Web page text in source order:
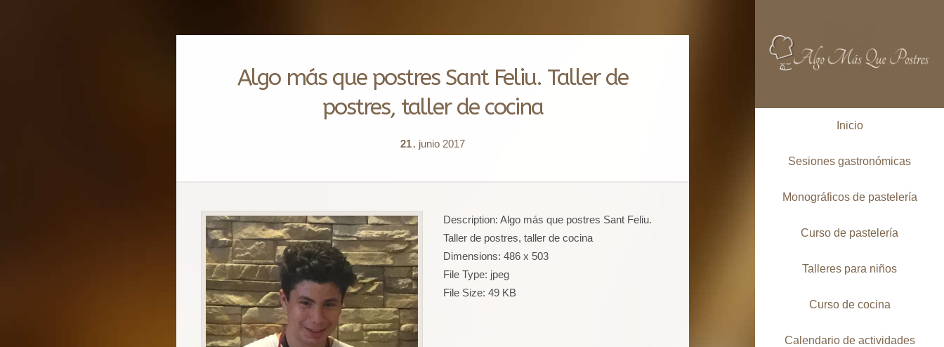
Inicio
Sesiones gastronómicas
Monográficos de pastelería
Curso de pastelería
Talleres para niños
Curso de cocina
Calendario de actividades
Algo más que postres Sant Feliu. Taller de
postres, taller de cocina
21 . junio 2017
Description: Algo más que postres Sant Feliu.
Taller de postres, taller de cocina
Dimensions: 486 x 503
File Type: jpeg
File Size: 49 KB